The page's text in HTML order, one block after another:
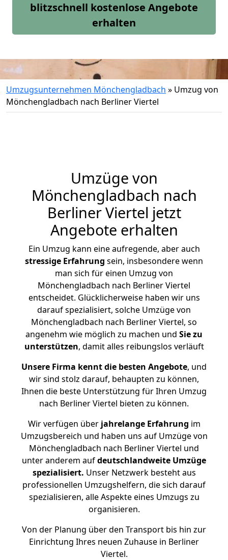
blitzschnell kostenlose Angebote
erhalten
Umzugsunternehmen Mönchengladbach » Umzug von
Mönchengladbach nach Berliner Viertel
Umzüge von
Mönchengladbach nach
Berliner Viertel jetzt
Angebote erhalten
Ein Umzug kann eine aufregende, aber auch
stressige Erfahrung sein, insbesondere wenn
man sich für einen Umzug von
Mönchengladbach nach Berliner Viertel
entscheidet. Glücklicherweise haben wir uns
darauf spezialisiert, solche Umzüge von
Mönchengladbach nach Berliner Viertel, so
angenehm wie möglich zu machen und Sie zu
unterstützen, damit alles reibungslos verläuft
Unsere Firma kennt die besten Angebote, und
wir sind stolz darauf, behaupten zu können,
Ihnen die beste Unterstützung für Ihren Umzug
nach Berliner Viertel bieten zu können.
Wir verfügen überjahrelange Erfahrung im
Umzugsbereich und haben uns auf Umzüge von
Mönchengladbach nach Berliner Viertel und
unter anderem aufdeutschlandweite Umzüge
spezialisiert. Unser Netzwerk besteht aus
professionellen Umzugshelfern, die sich darauf
spezialisieren, alle Aspekte eines Umzugs zu
organisieren.
Von der Planung über den Transport bis hin zur
Einrichtung Ihres neuen Zuhause in Berliner
Viertel.